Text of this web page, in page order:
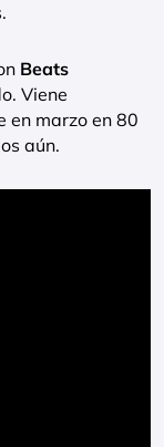
Beats
Viene
en marzo en 80
aún.